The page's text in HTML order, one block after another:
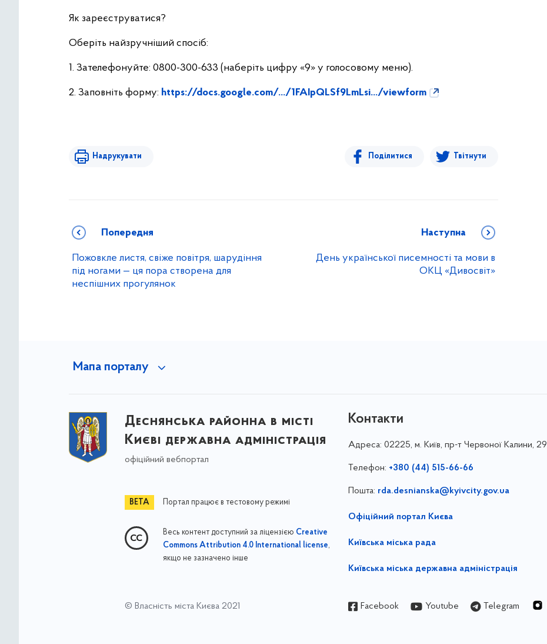
Як зареєструватися?
Оберіть найзручніший спосіб:
1. Зателефонуйте: 0800-300-633 (наберіть цифру «9» у голосовому меню).
2. Заповніть форму: https://docs.google.com/.../1FAIpQLSf9LmLsi.../viewform
Надрукувати Поділитися Твітнути
Попередня
Пожовкле листя, свіже повітря, шарудіння
під ногами — ця пора створена для
неспішних прогулянок
Наступна
День української писемності та мови в
ОКЦ «Дивосвіт»
Мапа порталу
Деснянська районна в місті
Києві державна адміністрація
офіційний вебпортал
Портал працює в тестовому режимі
Весь контент доступний за ліцензією Creative
Commons Attribution 4.0 International license,
якщо не зазначено інше
Контакти
Адреса: 02225, м. Київ, пр-т Червоної Калини, 29
Телефон: +380 (44) 515-66-66
Пошта: rda.desnianska@kyivcity.gov.ua
Офіційний портал Києва
Київська міська рада
Київська міська державна адміністрація
© Власність міста Києва 2021 Facebook Youtube Telegram